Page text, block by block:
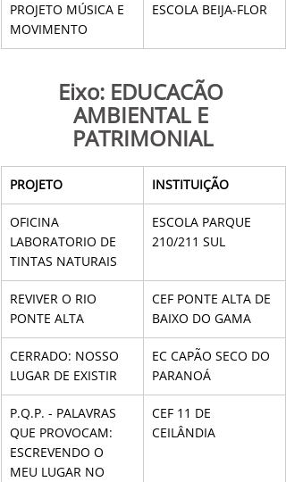
PROJETO MÚSICA E
MOVIMENTO
ESCOLA BEIJA-FLOR
Eixo: EDUCAÇÃO
AMBIENTAL E
PATRIMONIAL
PROJETO INSTITUIÇÃO
OFICINA
LABORATORIO DE
TINTAS NATURAIS
ESCOLA PARQUE
210/211 SUL
REVIVER O RIO
PONTE ALTA
CEF PONTE ALTA DE
BAIXO DO GAMA
CERRADO: NOSSO
LUGAR DE EXISTIR
EC CAPÃO SECO DO
PARANOÁ
P.Q.P. - PALAVRAS
QUE PROVOCAM:
ESCREVENDO O
MEU LUGAR NO
CEF 11 DE
CEILÂNDIA